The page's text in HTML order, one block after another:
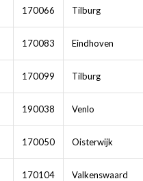
170066 Tilburg
170083 Eindhoven
170099 Tilburg
190038 Venlo
170050 Oisterwijk
170104 Valkenswaard